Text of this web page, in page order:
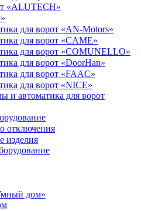
«ALUTECH»
для ворот «AN-Motors»
для ворот «CAME»
для ворот «COMUNELLO»
для ворот «DoorHan»
для ворот «FAAC»
для ворот «NICE»
и автоматика для ворот
отключения
изделия
дом»